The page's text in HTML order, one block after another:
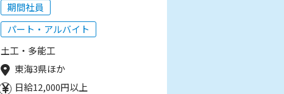
期間社員
パート・アルバイト
土工・多能工
東海3県ほか
日給12,000円以上